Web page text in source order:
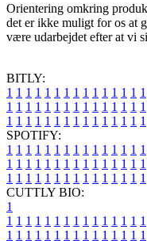
Orientering omkring
det er ikke muligt for os at
være udarbejdet efter at vi
BITLY:
1 1 1 1 1 1 1 1 1 1 1 1 1 1 1
1 1 1 1 1 1 1 1 1 1 1 1 1 1 1
1 1 1 1 1 1 1 1 1 1 1 1 1 1 1
SPOTIFY:
1 1 1 1 1 1 1 1 1 1 1 1 1 1 1
1 1 1 1 1 1 1 1 1 1 1 1 1 1 1
1 1 1 1 1 1 1 1 1 1 1 1 1 1 1
CUTTLY BIO:
1
1 1 1 1 1 1 1 1 1 1 1 1 1 1 1
1 1 1 1 1 1 1 1 1 1 1 1 1 1 1